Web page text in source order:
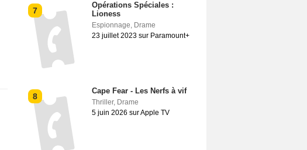
7
Opérations Spéciales :
Lioness
Espionnage, Drame
23 juillet 2023 sur Paramount+
8
Cape Fear - Les Nerfs à vif
Thriller, Drame
5 juin 2026 sur Apple TV